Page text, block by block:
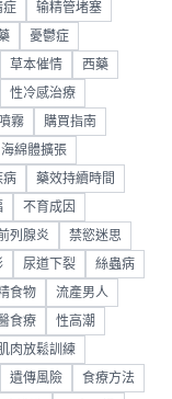
症 输精管堵塞
憂鬱症
草本催情 西藥
性冷感治療
霧 購買指南
海綿體擴張
病 藥效持續時間
不育成因
列腺炎 禁慾迷思
尿道下裂 絲蟲病
食物 流產男人
食療 性高潮
肌肉放鬆訓練
遺傳風險 食療方法